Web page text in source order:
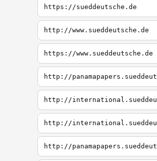
https://sueddeutsche.de
http://www.sueddeutsche.de
https://www.sueddeutsche.de
http://
http://
http://
http://